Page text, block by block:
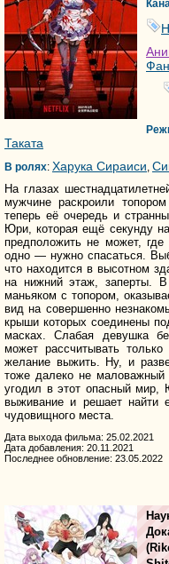
Таката
В ролях: Харука Сираиси,
На глазах
мужчине раскроили
теперь её очередь и
Юри, которая ещё секунду
предположить не может,
одно — нужно спасаться.
что находится в высотном
на нижний этаж, заперты.
маньяком с топором,
вид на совершенно
крыши которых соединены
масках. Слабая девушка
может рассчитывать
желание выжить. Ну, и
тоже далеко не
угодил в этот опасный мир,
выживание и решает найти
чудовищного места.
Дата выхода фильма: 25.02.2021
Дата добавления: 20.11.2021
Последнее обновление: 23.05.2022
(